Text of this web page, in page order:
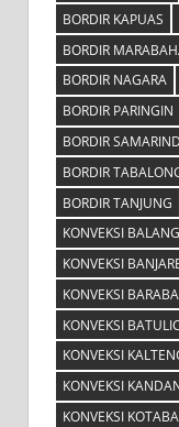
BORDIR KAPUAS
BORDIR
BORDIR NAGARA
BORDIR PARINGIN
BORDIR
BORDIR
BORDIR TANJUNG
KONVEKSI
KONVEKSI
KONVEKSI
KONVEKSI
KONVEKSI
KONVEKSI
KONVEKSI